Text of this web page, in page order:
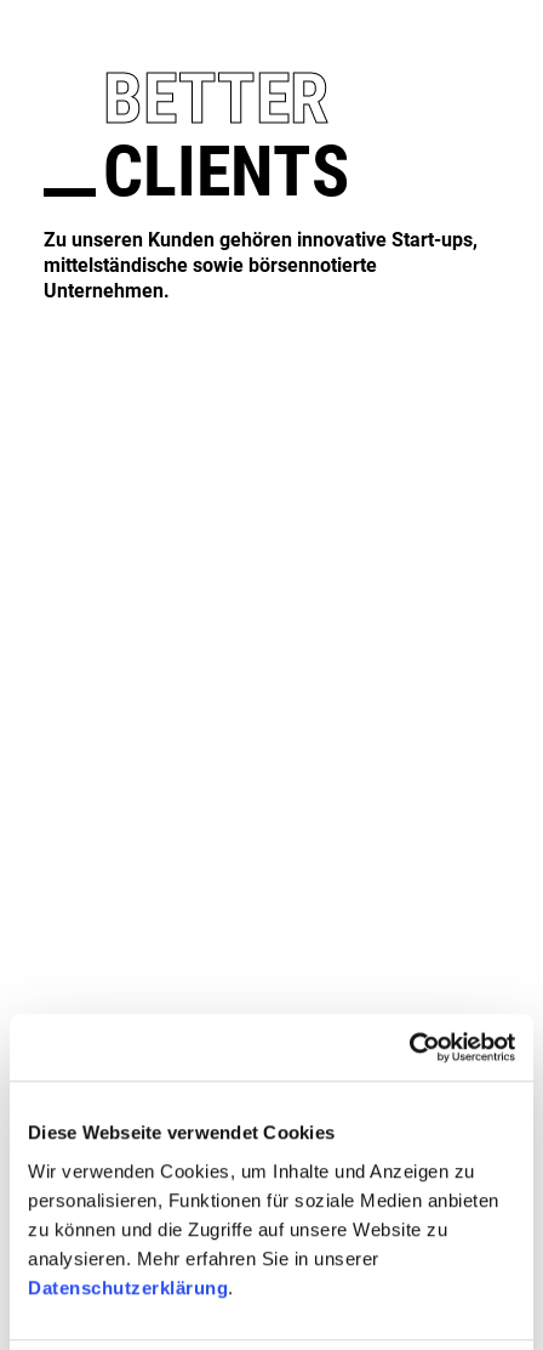
Diese Webseite verwendet Cookies
Wir verwenden Cookies, um Inhalte und Anzeigen zu
personalisieren, Funktionen für soziale Medien anbieten
zu können und die Zugriffe auf unsere Website zu
analysieren. Mehr erfahren Sie in unserer
Datenschutzerklärung.
BETTER
CLIENTS
Zu unseren Kunden gehören innovative Start-ups,
mittelständische sowie börsennotierte
Unternehmen.